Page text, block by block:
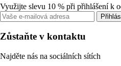
Využijte slevu 10 % při přihlášení k
Zůstaňte v kontaktu
Najděte nás na sociálních sítích